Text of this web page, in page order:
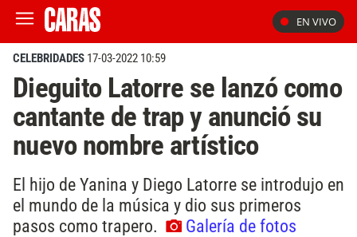
EN VIVO
CELEBRIDADES 17-03-2022 10:59
Dieguito Latorre se lanzó como
cantante de trap y anunció su
nuevo nombre artístico
El hijo de Yanina y Diego Latorre se introdujo en
el mundo de la música y dio sus primeros
pasos como trapero.
Galería de fotos